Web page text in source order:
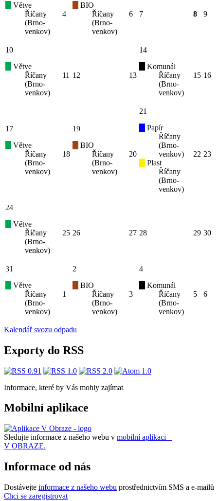
Větve
Říčany
(Brno-
venkov)
4
BIO
Říčany
(Brno-
venkov)
6 7 8 9
10
Větve
Říčany
(Brno-
venkov)
11 12 13
14
Komunál
Říčany
(Brno-
venkov)
15 16
17
Větve
Říčany
(Brno-
venkov)
18
19
BIO
Říčany
(Brno-
venkov)
20
21
Papír
Říčany
(Brno-
venkov)
Plast
Říčany
(Brno-
venkov)
22 23
24
Větve
Říčany
(Brno-
venkov)
25 26 27 28 29 30
31
Větve
Říčany
(Brno-
venkov)
1
2
BIO
Říčany
(Brno-
venkov)
3
4
Komunál
Říčany
(Brno-
venkov)
5 6
Kalendář svozu odpadu
Exporty do RSS
Informace, které by Vás mohly zajímat
Mobilní aplikace
Sledujte informace z našeho webu v mobilní aplikaci –
V OBRAZE.
Informace od nás
Dostávejte informace z našeho webu prostřednictvím SMS a e-mailů
Chci se zaregistrovat